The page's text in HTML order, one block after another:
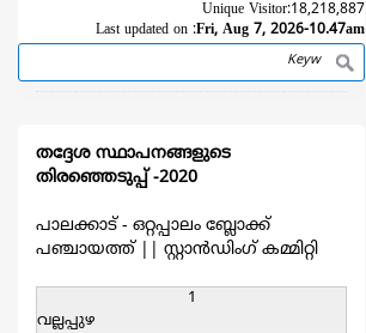
Unique Visitor:18,218,887
Last updated on :Fri, Aug 7, 2026-10.47am
Search
തദ്ദേശ സ്ഥാപനങ്ങളുടെ
തിരഞ്ഞെടുപ്പ് -2020
പാലക്കാട് - ഒറ്റപ്പാലം ബ്ലോക്ക്
പഞ്ചായത്ത്|| സ്റ്റാൻഡിംഗ് കമ്മിറ്റി
1
വല്ലപ്പുഴ